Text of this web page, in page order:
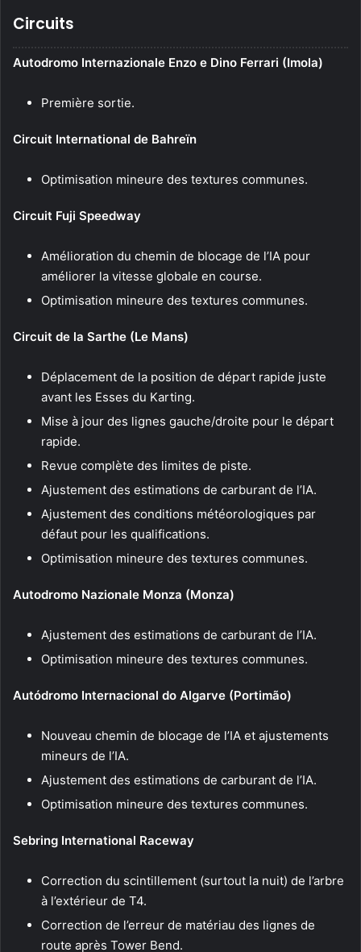
Circuits
Autodromo Internazionale Enzo e Dino Ferrari (Imola)
Première sortie.
Circuit International de Bahreïn
Optimisation mineure des textures communes.
Circuit Fuji Speedway
Amélioration du chemin de blocage de l’IA pour
améliorer la vitesse globale en course.
Optimisation mineure des textures communes.
Circuit de la Sarthe (Le Mans)
Déplacement de la position de départ rapide juste
avant les Esses du Karting.
Mise à jour des lignes gauche/droite pour le départ
rapide.
Revue complète des limites de piste.
Ajustement des estimations de carburant de l’IA.
Ajustement des conditions météorologiques par
défaut pour les qualifications.
Optimisation mineure des textures communes.
Autodromo Nazionale Monza (Monza)
Ajustement des estimations de carburant de l’IA.
Optimisation mineure des textures communes.
Autódromo Internacional do Algarve (Portimão)
Nouveau chemin de blocage de l’IA et ajustements
mineurs de l’IA.
Ajustement des estimations de carburant de l’IA.
Optimisation mineure des textures communes.
Sebring International Raceway
Correction du scintillement (surtout la nuit) de l’arbre
à l’extérieur de T4.
Correction de l’erreur de matériau des lignes de
route après Tower Bend.